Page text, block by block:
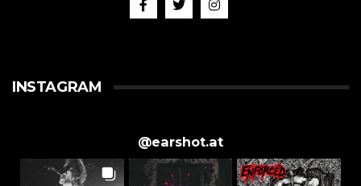
INSTAGRAM
@earshot.at